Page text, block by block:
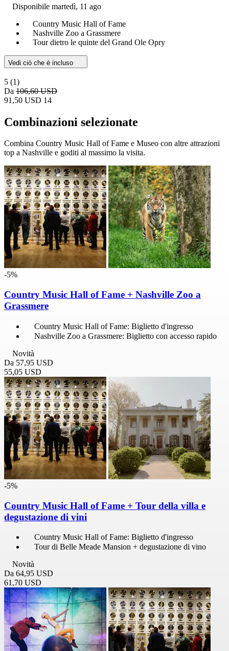
Disponibile martedì, 11 ago
Country Music Hall of Fame
Nashville Zoo a Grassmere
Tour dietro le quinte del Grand Ole Opry
Vedi ciò che è incluso
5 (1)
Da 106,60 USD
91,50 USD 14
Combinazioni selezionate
Combina Country Music Hall of Fame e Museo con altre attrazioni
top a Nashville e goditi al massimo la visita.
-5%
Country Music Hall of Fame + Nashville Zoo a
Grassmere
Country Music Hall of Fame: Biglietto d'ingresso
Nashville Zoo a Grassmere: Biglietto con accesso rapido
Novità
Da 57,95 USD
55,05 USD
-5%
Country Music Hall of Fame + Tour della villa e
degustazione di vini
Country Music Hall of Fame: Biglietto d'ingresso
Tour di Belle Meade Mansion + degustazione di vino
Novità
Da 64,95 USD
61,70 USD